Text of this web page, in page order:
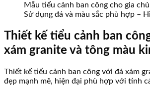
Mẫu tiểu cảnh ban công cho gia
Sử dụng đá và màu sắc phù hợp –
Thiết kế tiểu cảnh ban
xám granite và tông màu
Thiết kế tiểu cảnh ban công với đá xám
đẹp mạnh mẽ, hiện đại phù hợp với tính